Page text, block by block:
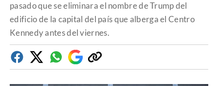
pasado que se eliminara el nombre de Trump del
edificio de la capital del país que alberga el Centro
Kennedy antes del viernes.
FacebookTwitterWhatsapp
Google
Discover
Copiar
enlace